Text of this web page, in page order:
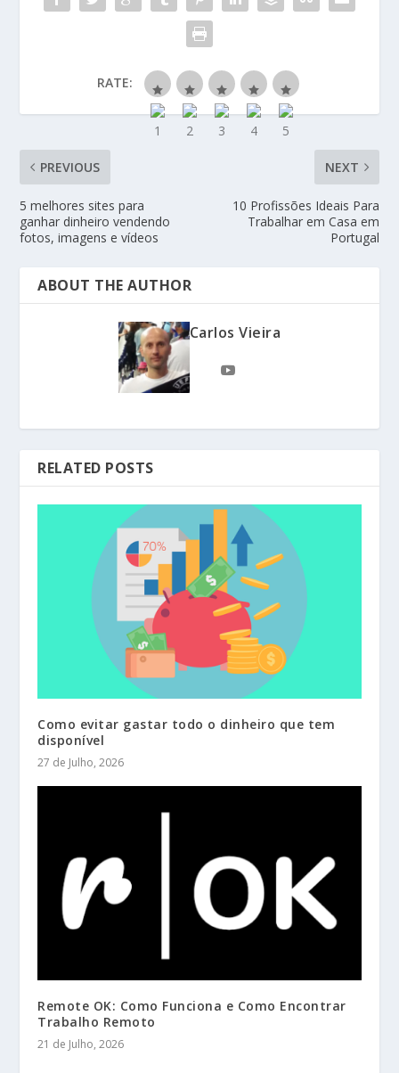
RATE:
PREVIOUS
5 melhores sites para
ganhar dinheiro vendendo
fotos, imagens e vídeos
NEXT
10 Profissões Ideais Para
Trabalhar em Casa em
Portugal
ABOUT THE AUTHOR
Carlos Vieira
RELATED POSTS
Como evitar gastar todo o dinheiro que tem
disponível
27 de Julho, 2026
Remote OK: Como Funciona e Como Encontrar
Trabalho Remoto
21 de Julho, 2026